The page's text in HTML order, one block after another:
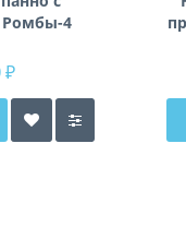
Ромбы-4
₽